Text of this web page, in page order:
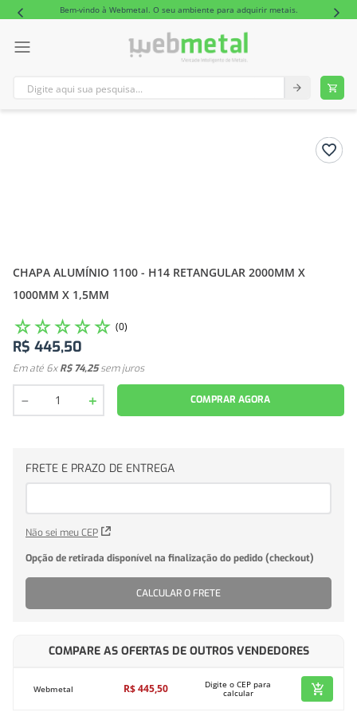
Bem-vindo à Webmetal. O seu ambiente para adquirir metais.
Digite aqui sua pesquisa...
CHAPA ALUMÍNIO 1100 - H14 RETANGULAR 2000MM X
1000MM X 1,5MM
☆☆☆☆☆ (0)
R$ 445,50
Em até 6xR$ 74,25sem juros
＋
－ COMPRAR AGORA
Não sei meu CEP
CALCULAR O FRETE
COMPARE AS OFERTAS DE OUTROS VENDEDORES
Webmetal R$ 445,50 Digite o CEP para
calcular